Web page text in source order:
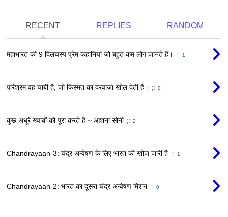
RECENT REPLIES RANDOM
महाभारत की 9 दिलचस्प प्रेम कहानियां जो बहुत कम लोग जानते हैं। 1
परिश्रम वह चाबी है, जो किस्मत का दरवाजा खोल देती है। 0
कुछ अधूरे ख्वाबों को पूरा करते हैं ~ आशना सोनी 2
Chandrayaan-3: चंद्र अन्वेषण के लिए भारत की खोज जारी है 1
Chandrayaan-2: भारत का दूसरा चंद्र अन्वेषण मिशन 0